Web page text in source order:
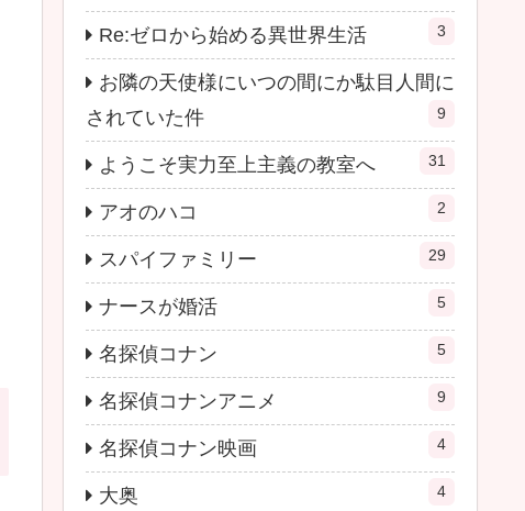
Re:ゼロから始める異世界生活 3
お隣の天使様にいつの間にか駄目人間に
されていた件
9
ようこそ実力至上主義の教室へ 31
アオのハコ 2
スパイファミリー 29
ナースが婚活 5
名探偵コナン 5
名探偵コナンアニメ 9
名探偵コナン映画 4
大奥 4